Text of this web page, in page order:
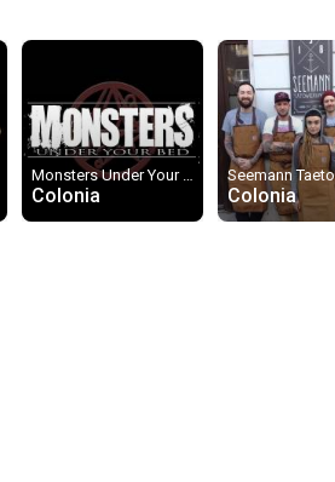
Monsters Under Your Bed
Colonia Colonia